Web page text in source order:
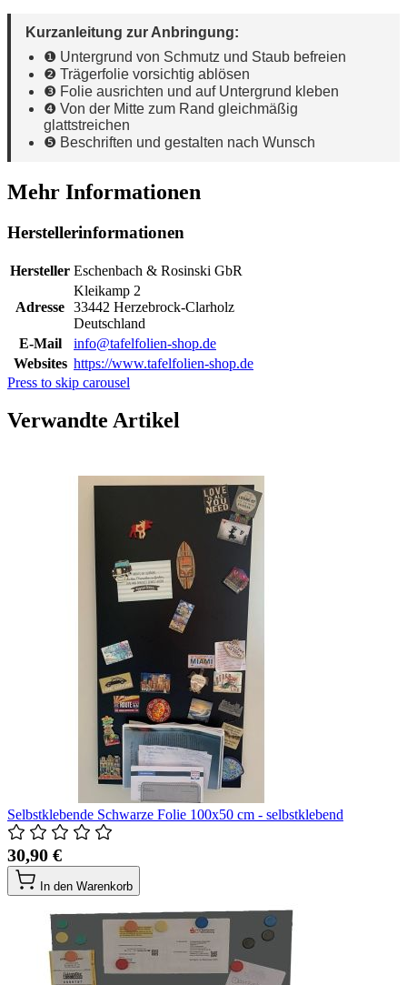
Kurzanleitung zur Anbringung:
❶ Untergrund von Schmutz und Staub befreien
❷ Trägerfolie vorsichtig ablösen
❸ Folie ausrichten und auf Untergrund kleben
❹ Von der Mitte zum Rand gleichmäßig
glattstreichen
❺ Beschriften und gestalten nach Wunsch
Mehr Informationen
Herstellerinformationen
Hersteller Eschenbach & Rosinski GbR
Adresse
Kleikamp 2
33442 Herzebrock-Clarholz
Deutschland
E-Mail
info@tafelfolien-shop.de
Websites https://www.tafelfolien-shop.de
Press to skip carousel
Verwandte Artikel
Selbstklebende Schwarze Folie 100x50 cm - selbstklebend
30,90 €
In den Warenkorb